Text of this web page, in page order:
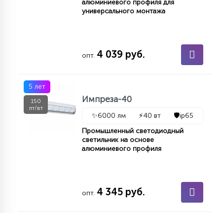
алюминиевого профиля для
универсального монтажа
опт. 4 039 руб.
5 лет
150
лт/вт
Импреза-40
✨6000 лм ⚡40 вт 🛡️ip65
Промышленный светодиодный
светильник на основе
алюминиевого профиля
опт. 4 345 руб.